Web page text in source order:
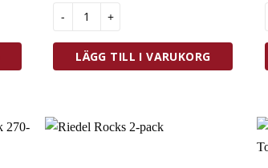
Riedel Old World Pinot Noir 2-pack 270-
LÄGG TILL I VARUKORG